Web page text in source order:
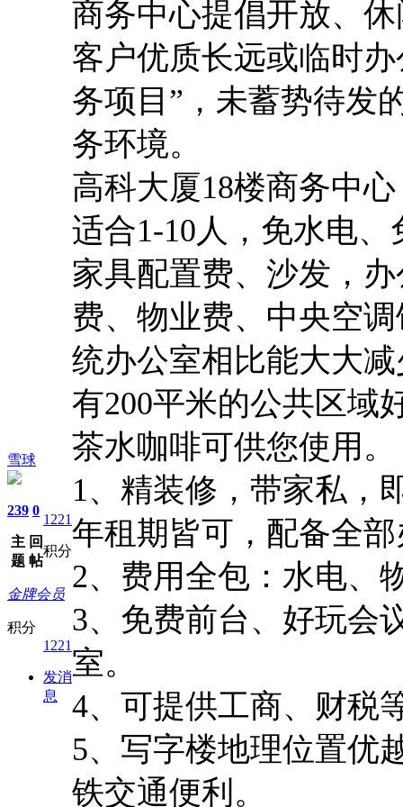
雪球
239
主
题
0
回
帖
1221
积分
金牌会员
积分
1221
发消
息
商务中心提倡开放、
客户优质长远或临时
务项目”，未蓄势待发
务环境。
高科大厦18楼商务中
适合1-10人，免水电
家具配置费、沙发，
费、物业费、中央空
统办公室相比能大大
有200平米的公共区域
茶水咖啡可供您使用。
1、 精装修，带家私，
年租期皆可，配备全
2、 费用全包：水电、
3、 免费前台、好玩会
室。
4、 可提供工商、财税
5、 写字楼地理位置优
铁交通便利。